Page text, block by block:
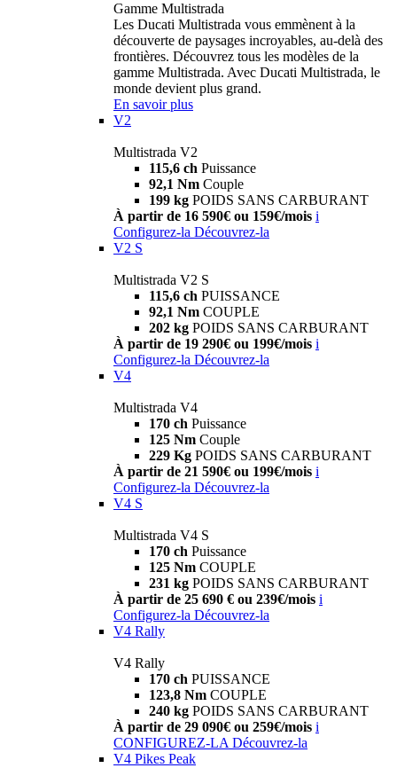
Gamme Multistrada
Les Ducati Multistrada vous emmènent à la
découverte de paysages incroyables, au-delà des
frontières. Découvrez tous les modèles de la
gamme Multistrada. Avec Ducati Multistrada, le
monde devient plus grand.
En savoir plus
V2
Multistrada V2
115,6 ch Puissance
92,1 Nm Couple
199 kg POIDS SANS CARBURANT
À partir de 16 590€ ou 159€/mois i
Configurez-la Découvrez-la
V2 S
Multistrada V2 S
115,6 ch PUISSANCE
92,1 Nm COUPLE
202 kg POIDS SANS CARBURANT
À partir de 19 290€ ou 199€/mois i
Configurez-la Découvrez-la
V4
Multistrada V4
170 ch Puissance
125 Nm Couple
229 Kg POIDS SANS CARBURANT
À partir de 21 590€ ou 199€/mois i
Configurez-la Découvrez-la
V4 S
Multistrada V4 S
170 ch Puissance
125 Nm COUPLE
231 kg POIDS SANS CARBURANT
À partir de 25 690 € ou 239€/mois i
Configurez-la Découvrez-la
V4 Rally
V4 Rally
170 ch PUISSANCE
123,8 Nm COUPLE
240 kg POIDS SANS CARBURANT
À partir de 29 090€ ou 259€/mois i
CONFIGUREZ-LA Découvrez-la
V4 Pikes Peak